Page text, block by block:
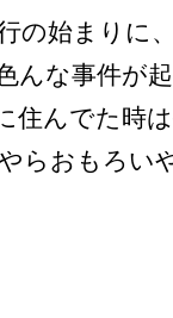
の始まりに
んな事件が
住んでた時
らおもろい